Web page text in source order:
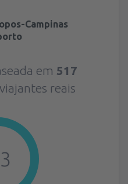
Campinas
em 517
reais